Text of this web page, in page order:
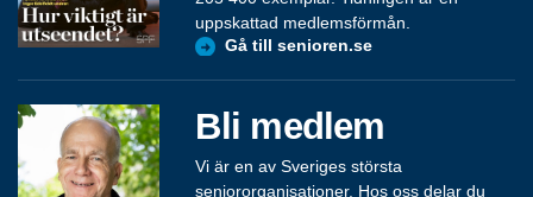
uppskattad medlemsförmån.
Gå till senioren.se
Bli medlem
Vi är en av Sveriges största
seniororganisationer. Hos oss delar du